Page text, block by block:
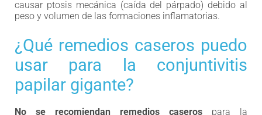
causar ptosis mecánica (caída del párpado) debido al
peso y volumen de las formaciones inflamatorias.
¿Qué remedios caseros puedo
usar para la conjuntivitis
papilar gigante?
No se recomiendan remedios caseros para la